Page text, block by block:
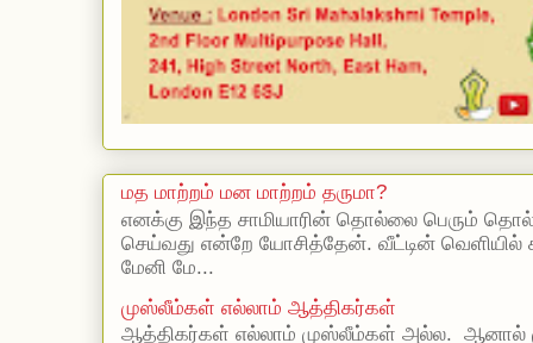
மத மாற்றம் மன மாற்றம் தருமா?
எனக்கு இந்த சாமியாரின் தொல்லை பெரும்
செய்வது என்றே யோசித்தேன். வீட்டின்
மேனி மே...
முஸ்லீம்கள் எல்லாம் ஆத்திகர்கள்
ஆத்திகர்கள் எல்லாம் முஸ்லீம்கள் அல்ல. ஆனால்